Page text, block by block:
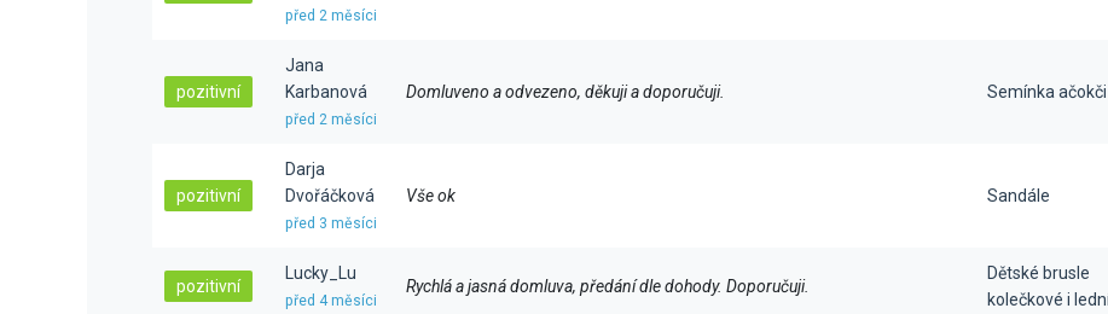
před 2 měsíci
pozitivní
Jana
Karbanová
před 2 měsíci
Domluveno a odvezeno, děkuji a doporučuji. Semínka ačokči
pozitivní
Darja
Dvořáčková
před 3 měsíci
Vše ok Sandále
pozitivní
Lucky_Lu
před 4 měsíci
Rychlá a jasná domluva, předání dle dohody. Doporučuji.
Dětské brusle
kolečkové i